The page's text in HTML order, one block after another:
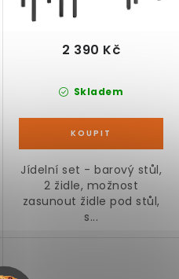
Skladem
2 390 Kč
Jídelní set - barový stůl,
2 židle, možnost
zasunout židle pod stůl,
s...